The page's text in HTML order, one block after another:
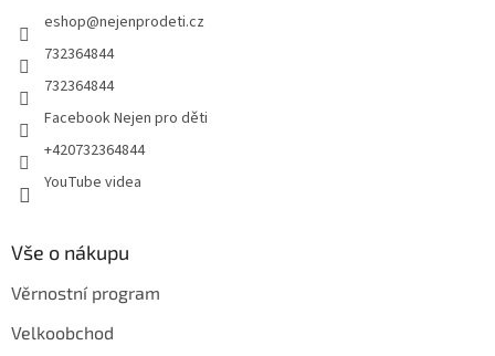
eshop@nejenprodeti.cz
732364844
732364844
Facebook Nejen pro děti
+420732364844
YouTube videa
Vše o nákupu
Věrnostní program
Velkoobchod